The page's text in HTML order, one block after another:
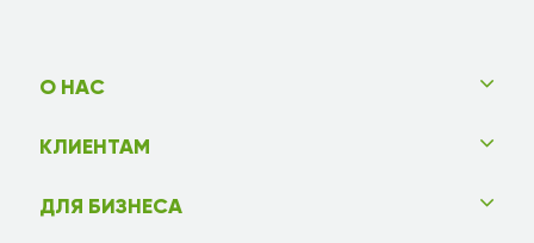
О НАС
КЛИЕНТАМ
ДЛЯ БИЗНЕСА